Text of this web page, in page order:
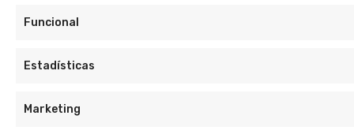
Funcional
Estadísticas
Marketing